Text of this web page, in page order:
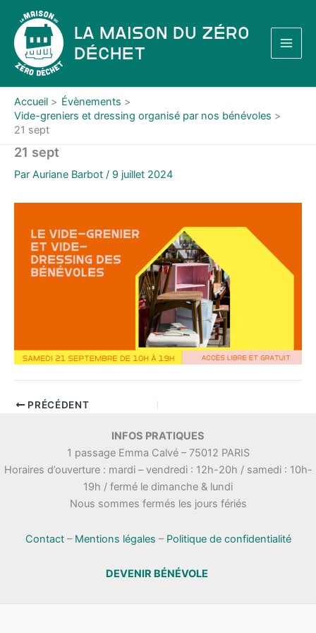
contenu
La Maison du Zéro
Déchet
Accueil
Évènements
Vide-greniers et dressing organisé par nos bénévoles
21 sept
21 sept
Par Auriane Barbot / 9 juillet 2024
PRÉCÉDENT
INFOS PRATIQUES
1 passage Emma Calvé – 75012 PARIS
Horaires d’ouverture : mardi – vendredi : 12h-20h / samedi : 10h-
19h / fermé le dimanche & lundi
Nous sommes fermés les jours fériés
Contact– Mentions légales – Politique de confidentialité
DEVENIR BÉNÉVOLE